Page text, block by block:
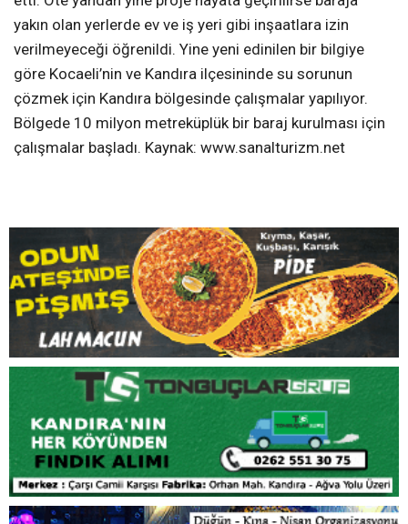
sular altında kalacağının altını çizerek,” Kimseye
sormadan etmeden böyle bir karar alamazlar. Ama gelip
incelemelerde bulunup işaretlemeler bile yaptılar. Bu
proje hayata geçerse Kerpeden başlayıp Kefken ve
Kumcağız’a kadar devam eden sahil yolumuzu ve
sahilimizi de kaybedeceğiz. Turizm cennetimiz, baraj
yetkililerin bu projeden bir an önce vazgeçmelerini talep
etti. Öte yandan yine proje hayata geçirilirse baraja
yakın olan yerlerde ev ve iş yeri gibi inşaatlara izin
verilmeyeceği öğrenildi. Yine yeni edinilen bir bilgiye
göre Kocaeli’nin ve Kandıra ilçesininde su sorunun
çözmek için Kandıra bölgesinde çalışmalar yapılıyor.
Bölgede 10 milyon metreküplük bir baraj kurulması için
çalışmalar başladı. Kaynak: www.sanalturizm.net